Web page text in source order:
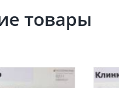
товары